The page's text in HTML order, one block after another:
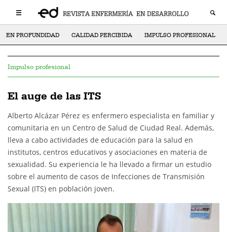
EN PROFUNDIDAD CALIDAD PERCIBIDA IMPULSO PROFESIONAL
Impulso profesional
El auge de las ITS
Alberto Alcázar Pérez es enfermero especialista en familiar y
comunitaria en un Centro de Salud de Ciudad Real. Además,
lleva a cabo actividades de educación para la salud en
institutos, centros educativos y asociaciones en materia de
sexualidad. Su experiencia le ha llevado a firmar un estudio
sobre el aumento de casos de Infecciones de Transmisión
Sexual (ITS) en población joven.